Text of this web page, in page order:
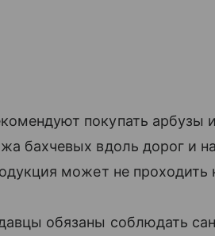
покупать арбузы
бахчевых вдоль дорог и
может не
обязаны соблюдать